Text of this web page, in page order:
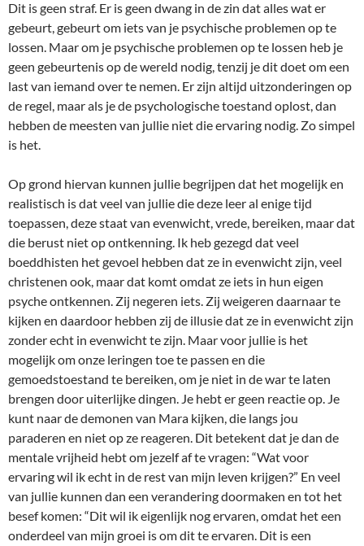
Dit is geen straf. Er is geen dwang in de zin dat alles wat er
gebeurt, gebeurt om iets van je psychische problemen op te
lossen. Maar om je psychische problemen op te lossen heb je
geen gebeurtenis op de wereld nodig, tenzij je dit doet om een
last van iemand over te nemen. Er zijn altijd uitzonderingen op
de regel, maar als je de psychologische toestand oplost, dan
hebben de meesten van jullie niet die ervaring nodig. Zo simpel
is het.
Op grond hiervan kunnen jullie begrijpen dat het mogelijk en
realistisch is dat veel van jullie die deze leer al enige tijd
toepassen, deze staat van evenwicht, vrede, bereiken, maar dat
die berust niet op ontkenning. Ik heb gezegd dat veel
boeddhisten het gevoel hebben dat ze in evenwicht zijn, veel
christenen ook, maar dat komt omdat ze iets in hun eigen
psyche ontkennen. Zij negeren iets. Zij weigeren daarnaar te
kijken en daardoor hebben zij de illusie dat ze in evenwicht zijn
zonder echt in evenwicht te zijn. Maar voor jullie is het
mogelijk om onze leringen toe te passen en die
gemoedstoestand te bereiken, om je niet in de war te laten
brengen door uiterlijke dingen. Je hebt er geen reactie op. Je
kunt naar de demonen van Mara kijken, die langs jou
paraderen en niet op ze reageren. Dit betekent dat je dan de
mentale vrijheid hebt om jezelf af te vragen: “Wat voor
ervaring wil ik echt in de rest van mijn leven krijgen?” En veel
van jullie kunnen dan een verandering doormaken en tot het
besef komen: “Dit wil ik eigenlijk nog ervaren, omdat het een
onderdeel van mijn groei is om dit te ervaren. Dit is een